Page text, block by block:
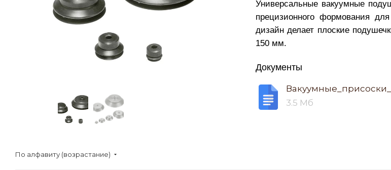
Универсальные вакуумные
прецизионного формования
дизайн делает плоские
150 мм.
Документы
3.5 Мб
По алфавиту (возрастание)